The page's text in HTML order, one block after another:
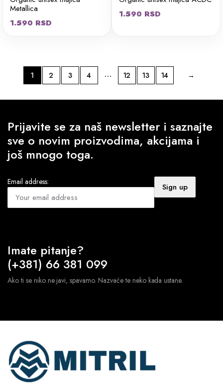
Metallica
1.590 RSD
1.590 RSD
1 2 3 4 … 12 13 14 →
Prijavite se za naš newsletter i saznajte
sve o novim proizvodima, akcijama i
još mnogo toga.
Email address:
Imate pitanje?
(+381) 66 381 099
Ako ti se niko ne javi, spavamo. Nazvaće te neko kada ustane.